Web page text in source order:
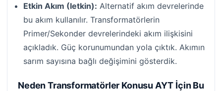
Etkin Akım (Ietkin): Alternatif akım devrelerinde
bu akım kullanılır. Transformatörlerin
Primer/Sekonder devrelerindeki akım ilişkisini
açıkladık. Güç korunumundan yola çıktık. Akımın
sarım sayısına bağlı değişimini gösterdik.
Neden Transformatörler Konusu AYT İçin Bu